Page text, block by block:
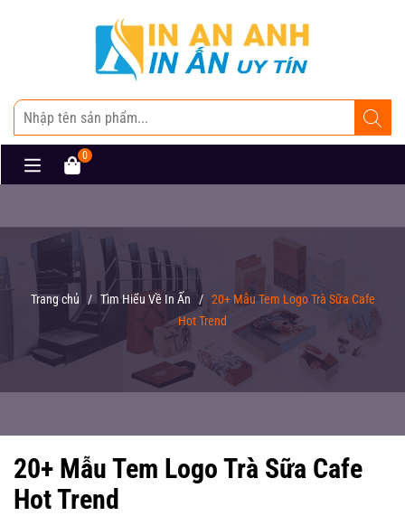
0
Trang chủ / Tìm Hiểu Về In Ấn / 20+ Mẫu Tem Logo Trà Sữa Cafe
Hot Trend
20+ Mẫu Tem Logo Trà Sữa Cafe
Hot Trend